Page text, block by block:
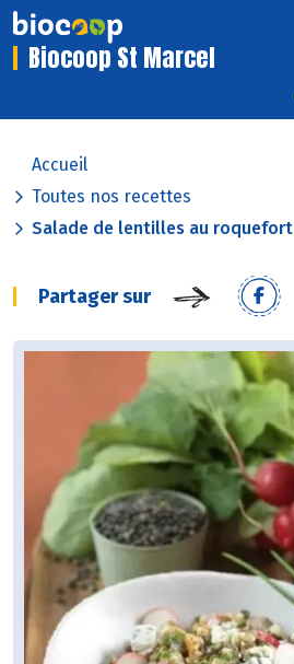
Biocoop St Marcel
Accueil
Toutes nos recettes
Salade de lentilles au roquefort
Partager sur